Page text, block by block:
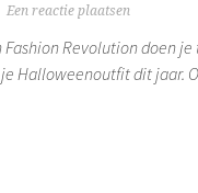
Een reactie plaatsen
Fashion Revolution doen
Halloweenoutfit dit jaar.